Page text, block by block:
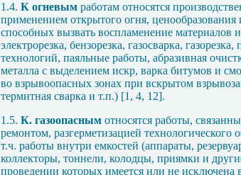
1.4. К огневым работам относятся
применением открытого огня, ценообразования
способных вызвать воспламенение материалов
электрорезка, бензорезка, газосварка,
технологий, паяльные работы, абразивная
металла с выделением искр, варка битумов и
во взрывоопасных зонах при вскрытом
термитная сварка и т.п.) [1 , 4, 12].
1.5. К. газоопасным относятся работы,
ремонтом, разгерметизацией
т.ч. работы внутри емкостей (аппараты,
коллекторы, тоннели, колодцы, приямки и
проведении которых имеется или не исключена